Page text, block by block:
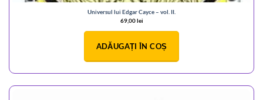
Universul lui Edgar Cayce – vol. II.
69,00lei
ADĂUGAȚI ÎN COȘ